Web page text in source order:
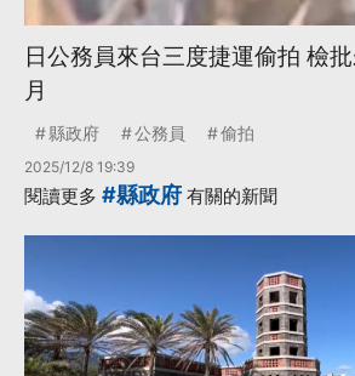
日公務員來台三度捷運偷拍 檢
月
縣政府 公務員 偷拍
2025/12/8 19:39
閱讀更多 #縣政府 有關的新聞